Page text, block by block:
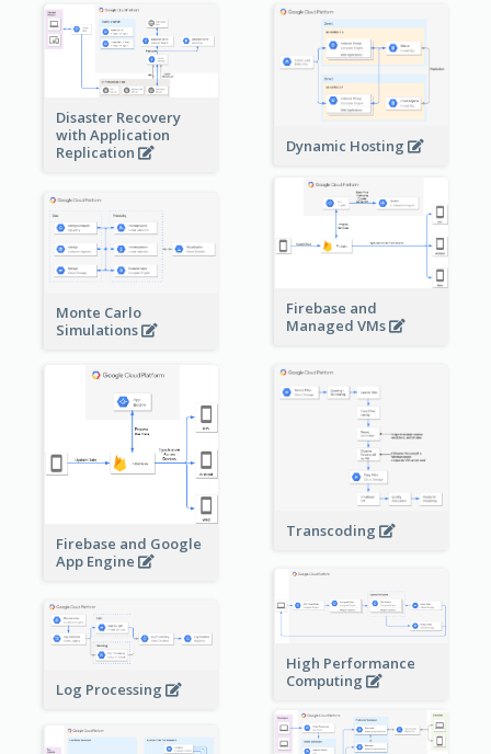
Disaster Recovery
with Application
Replication
Dynamic Hosting
Firebase and
Managed VMs
Monte Carlo
Simulations
Firebase and Google
App Engine
Transcoding
High Performance
Computing
Log Processing